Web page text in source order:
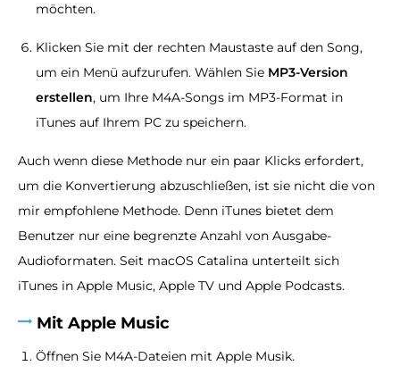
möchten.
Klicken Sie mit der rechten Maustaste auf den Song,
um ein Menü aufzurufen. Wählen Sie MP3-Version
erstellen, um Ihre M4A-Songs im MP3-Format in
iTunes auf Ihrem PC zu speichern.
Auch wenn diese Methode nur ein paar Klicks erfordert,
um die Konvertierung abzuschließen, ist sie nicht die von
mir empfohlene Methode. Denn iTunes bietet dem
Benutzer nur eine begrenzte Anzahl von Ausgabe-
Audioformaten. Seit macOS Catalina unterteilt sich
iTunes in Apple Music, Apple TV und Apple Podcasts.
Mit Apple Music
Öffnen Sie M4A-Dateien mit Apple Musik.